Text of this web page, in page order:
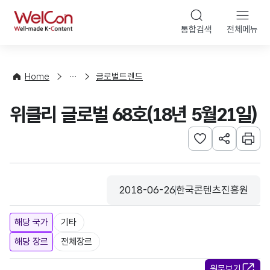
WelCon 통합검색 전체메뉴
Home
향
계
글로벌트렌드
위클리 글로벌 68호(18년 5월21일)
관심사 등록하기
URL 공유하
인쇄
등록일
2018-06-26
수집기관
한국콘텐츠진흥원
해당 국가
기타
해당 장르
전체장르